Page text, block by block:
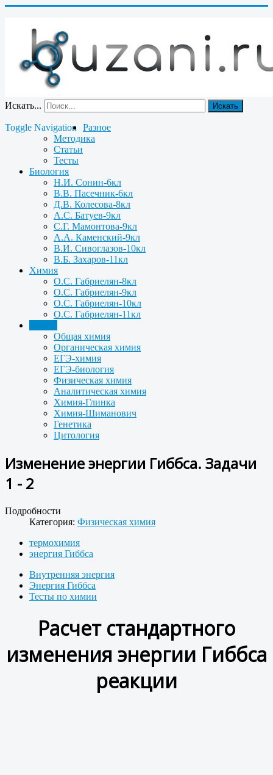
Искать... Искать
Toggle Navigation
Разное
Методика
Статьи
Тесты
Биология
Н.И. Сонин-6кл
В.В. Пасечник-6кл
Д.В. Колесова-8кл
А.С. Батуев-9кл
С.Г. Мамонтова-9кл
А.А. Каменский-9кл
В.И. Сивоглазов-10кл
В.Б. Захаров-11кл
Химия
О.С. Габриелян-8кл
О.С. Габриелян-9кл
О.С. Габриелян-10кл
О.С. Габриелян-11кл
Общая химия
Органическая химия
ЕГЭ-химия
ЕГЭ-биология
Физическая химия
Аналитическая химия
Химия-Глинка
Химия-Шиманович
Генетика
Цитология
Изменение энергии Гиббса. Задачи
1 - 2
Подробности
Категория: Физическая химия
термохимия
энергия Гиббса
Внутренняя энергия
Энергия Гиббса
Тесты по химии
Расчет стандартного
изменения энергии Гиббса
реакции